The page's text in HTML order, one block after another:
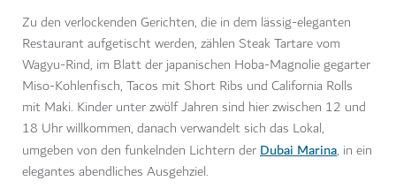
Zu den verlockenden Gerichten, die in dem lässig-eleganten
Restaurant aufgetischt werden, zählen Steak Tartare vom
Wagyu-Rind, im Blatt der japanischen Hoba-Magnolie gegarter
Miso-Kohlenfisch, Tacos mit Short Ribs und California Rolls
mit Maki. Kinder unter zwölf Jahren sind hier zwischen 12 und
18 Uhr willkommen, danach verwandelt sich das Lokal,
umgeben von den funkelnden Lichtern derDubai Marina, in ein
elegantes abendliches Ausgehziel.